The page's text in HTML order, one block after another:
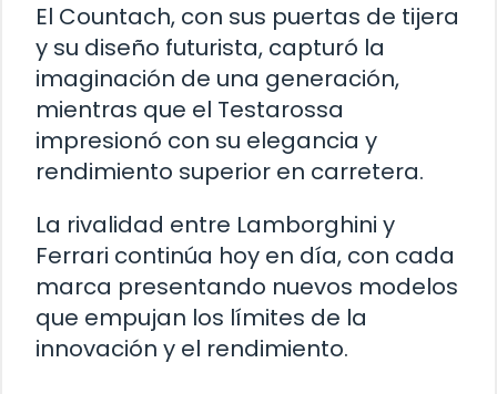
El Countach, con sus puertas de tijera
y su diseño futurista, capturó la
imaginación de una generación,
mientras que el Testarossa
impresionó con su elegancia y
rendimiento superior en carretera.
La rivalidad entre Lamborghini y
Ferrari continúa hoy en día, con cada
marca presentando nuevos modelos
que empujan los límites de la
innovación y el rendimiento.